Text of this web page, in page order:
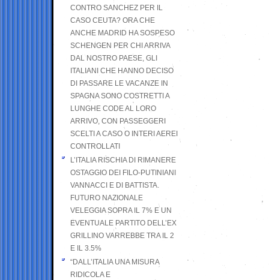
CONTRO SANCHEZ PER IL
CASO CEUTA? ORA CHE
ANCHE MADRID HA SOSPESO
SCHENGEN PER CHI ARRIVA
DAL NOSTRO PAESE, GLI
ITALIANI CHE HANNO DECISO
DI PASSARE LE VACANZE IN
SPAGNA SONO COSTRETTI A
LUNGHE CODE AL LORO
ARRIVO, CON PASSEGGERI
SCELTI A CASO O INTERI AEREI
CONTROLLATI
L’ITALIA RISCHIA DI RIMANERE
OSTAGGIO DEI FILO-PUTINIANI
VANNACCI E DI BATTISTA.
FUTURO NAZIONALE
VELEGGIA SOPRA IL 7% E UN
EVENTUALE PARTITO DELL’EX
GRILLINO VARREBBE TRA IL 2
E IL 3.5%
“DALL’ITALIA UNA MISURA
RIDICOLA E